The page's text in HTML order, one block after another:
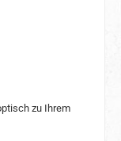
zu Ihrem